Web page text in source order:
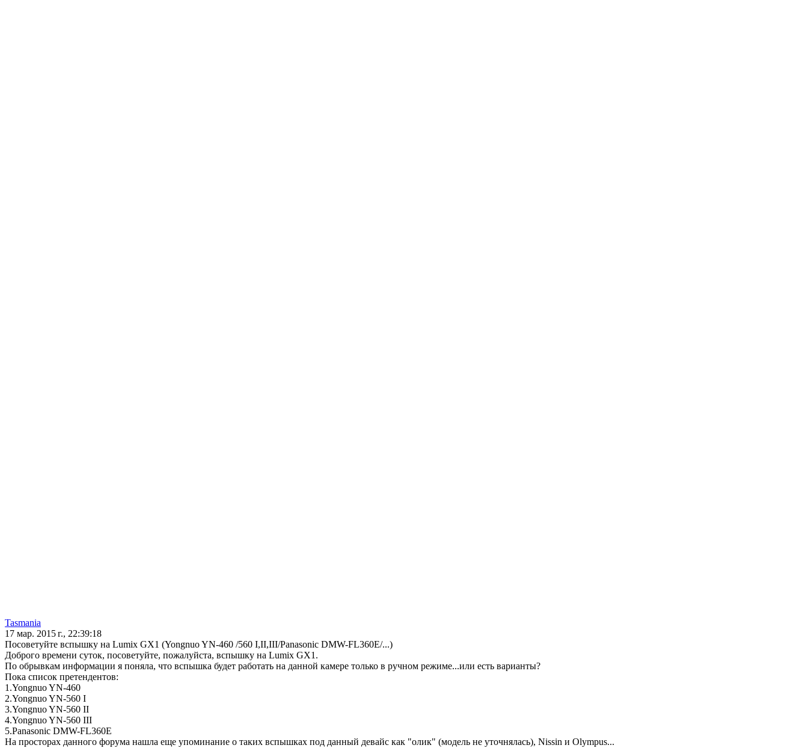
Tasmania
17 мар. 2015 г., 22:39:18
Посоветуйте вспышку на Lumix GX1 (Yongnuo YN-460 /560 I,II,III/Panasonic DMW-FL360E/...)
Доброго времени суток, посоветуйте, пожалуйста, вспышку на Lumix GX1.
По обрывкам информации я поняла, что вспышка будет работать на данной камере только в ручном режиме...или есть варианты?
Пока список претендентов:
1.Yongnuo YN-460
2.Yongnuo YN-560 I
3.Yongnuo YN-560 II
4.Yongnuo YN-560 III
5.Panasonic DMW-FL360E
На просторах данного форума нашла еще упоминание о таких вспышках под данный девайс как "олик" (модель не уточнялась), Nissin и Olympus...